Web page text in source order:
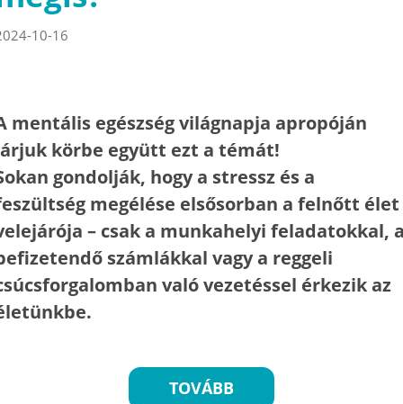
10-16
mentális egészség világnapja apropóján
körbe együtt ezt a témát!
gondolják, hogy a stressz és a
megélése elsősorban a felnőtt élet
– csak a munkahelyi feladatokkal,
számlákkal vagy a reggeli
való vezetéssel érkezik az
TOVÁBB